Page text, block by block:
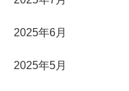
2025年6月
2025年5月